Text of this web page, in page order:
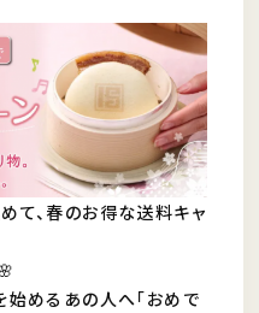
て、春のお得な送料キャ
始めるあの人へ「おめで